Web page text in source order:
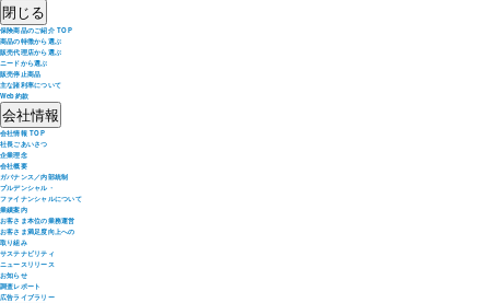
閉じる
保険商品のご紹介 TOP
商品の特徴から選ぶ
販売代理店から選ぶ
ニードから選ぶ
販売停止商品
主な諸利率について
Web約款
会社情報
会社情報 TOP
社長ごあいさつ
企業理念
会社概要
ガバナンス／内部統制
プルデンシャル・
ファイナンシャルについて
業績案内
お客さま本位の業務運営
お客さま満足度向上への
取り組み
サステナビリティ
ニュースリリース
お知らせ
調査レポート
広告ライブラリー